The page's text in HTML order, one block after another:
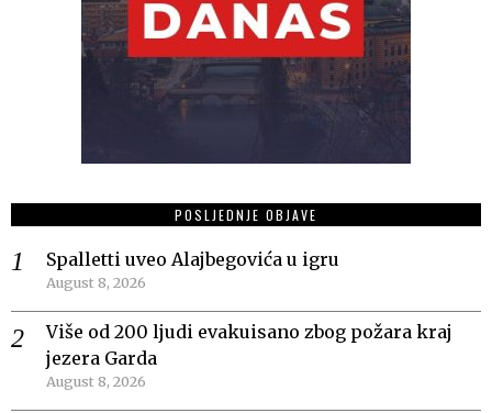
POSLJEDNJE OBJAVE
Spalletti uveo Alajbegovića u igru
August 8, 2026
Više od 200 ljudi evakuisano zbog požara kraj
jezera Garda
August 8, 2026